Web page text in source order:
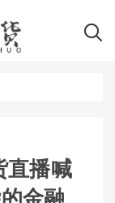
直播喊
金融